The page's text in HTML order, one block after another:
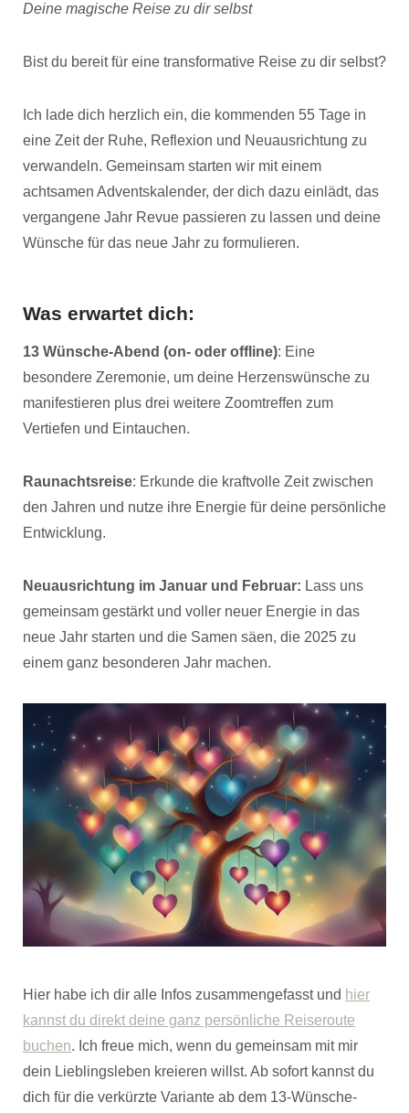
Deine magische Reise zu dir selbst
Bist du bereit für eine transformative Reise zu dir selbst?
Ich lade dich herzlich ein, die kommenden 55 Tage in
eine Zeit der Ruhe, Reflexion und Neuausrichtung zu
verwandeln. Gemeinsam starten wir mit einem
achtsamen Adventskalender, der dich dazu einlädt, das
vergangene Jahr Revue passieren zu lassen und deine
Wünsche für das neue Jahr zu formulieren.
Was erwartet dich:
13 Wünsche-Abend (on- oder offline): Eine
besondere Zeremonie, um deine Herzenswünsche zu
manifestieren plus drei weitere Zoomtreffen zum
Vertiefen und Eintauchen.
Raunachtsreise: Erkunde die kraftvolle Zeit zwischen
den Jahren und nutze ihre Energie für deine persönliche
Entwicklung.
Neuausrichtung im Januar und Februar: Lass uns
gemeinsam gestärkt und voller neuer Energie in das
neue Jahr starten und die Samen säen, die 2025 zu
einem ganz besonderen Jahr machen.
Hier habe ich dir alle Infos zusammengefasst und hier
kannst du direkt deine ganz persönliche Reiseroute
buchen. Ich freue mich, wenn du gemeinsam mit mir
dein Lieblingsleben kreieren willst. Ab sofort kannst du
dich für die verkürzte Variante ab dem 13-Wünsche-